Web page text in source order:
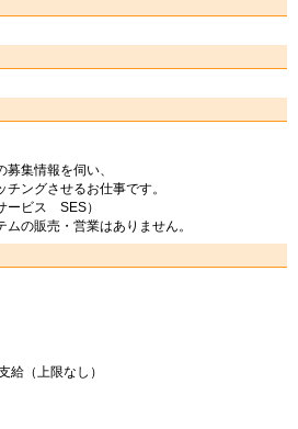
集情報を伺い、
ングさせるお仕事です。
ービス SES）
の販売・営業はありません。
（上限なし）